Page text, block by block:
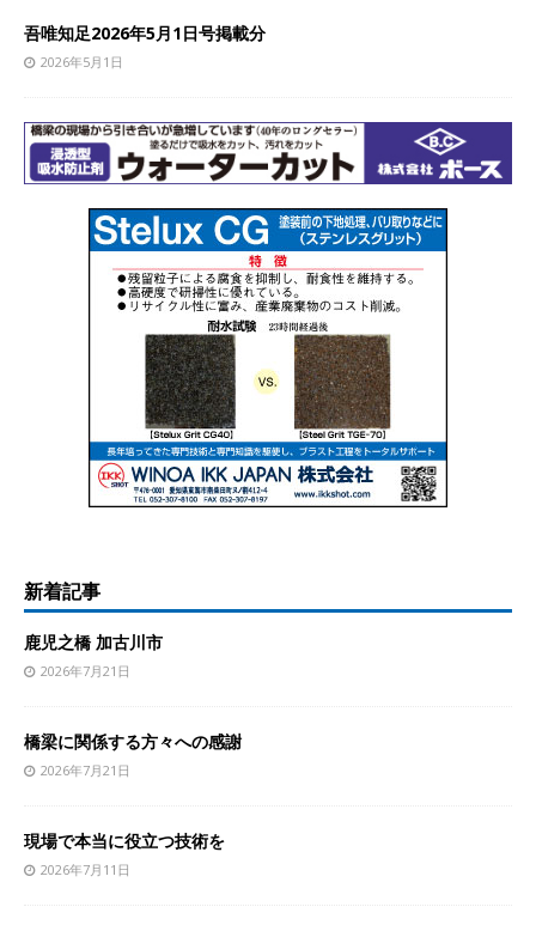
吾唯知足2026年5月1日号掲載分
2026年5月1日
新着記事
鹿児之橋 加古川市
2026年7月21日
橋梁に関係する方々への感謝
2026年7月21日
現場で本当に役立つ技術を
2026年7月11日